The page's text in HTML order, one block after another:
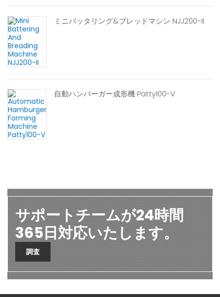
ミニバッタリング&ブレッドマシン NJJ200-II
自動ハンバーガー成形機 Patty100-V
サポートチームが24時間
365日対応いたします。
調査